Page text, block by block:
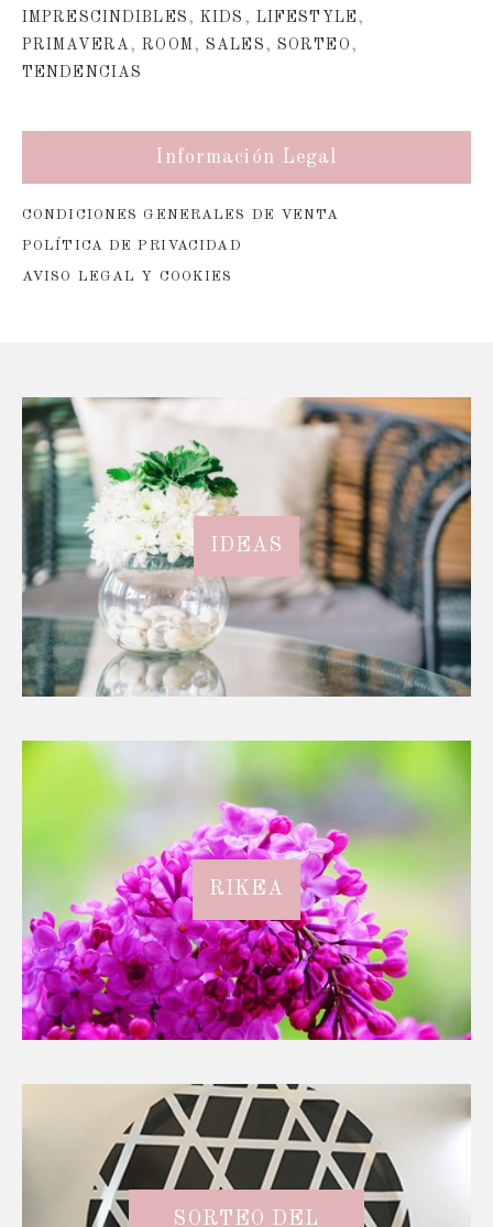
IMPRESCINDIBLES ,KIDS , LIFESTYLE ,
PRIMAVERA,ROOM,SALES , SORTEO ,
TENDENCIAS
Información Legal
CONDICIONES GENERALES DE VENTA
POLÍTICA DE PRIVACIDAD
AVISO LEGAL Y COOKIES
IDEAS
RIKEA
SORTEO DEL